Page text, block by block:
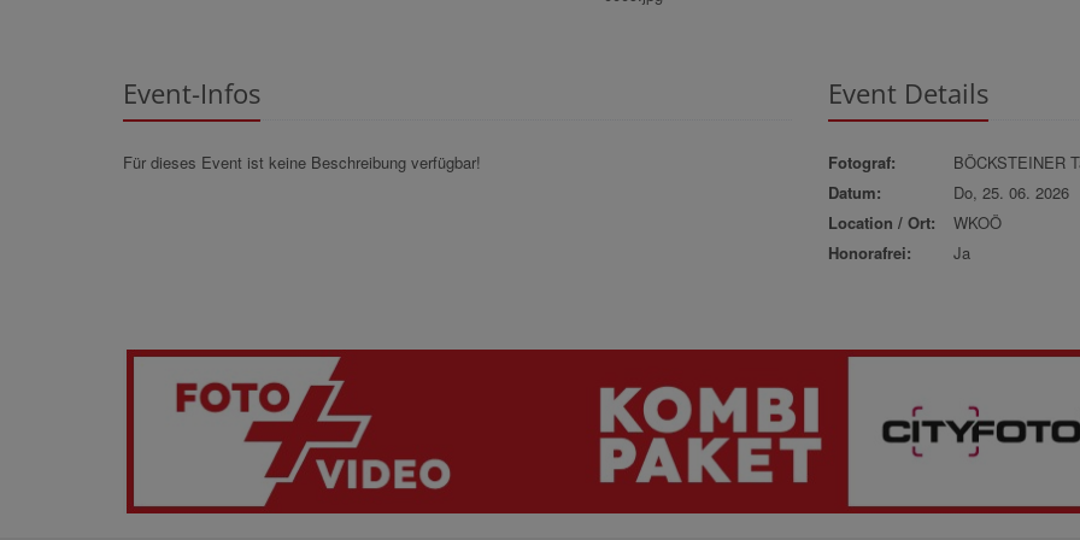
Event-Infos
Für dieses Event ist keine Beschreibung verfügbar!
Event Details
Fotograf:
BÖCKSTEINER
Datum:
Do, 25. 06. 2026
Location / Ort:
WKOÖ
Honorafrei:
Ja